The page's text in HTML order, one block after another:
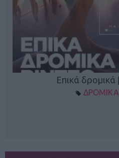
Επικά δρομικά